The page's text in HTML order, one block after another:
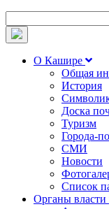
О Кашире
Общая
История
Доска
Туризм
Города-
СМИ
Новости
Список
Органы власти